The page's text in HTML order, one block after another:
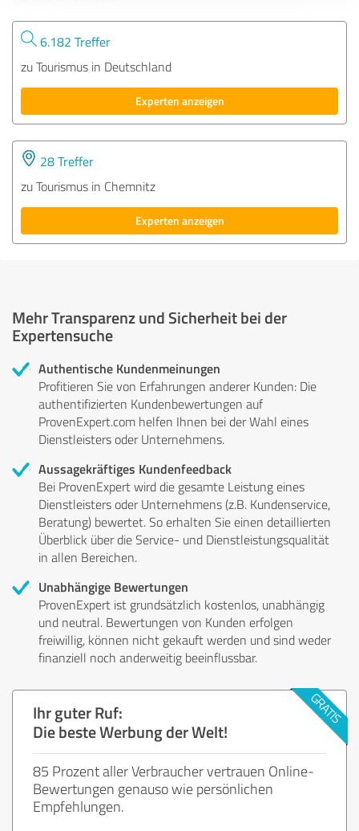
6.182 Treffer
zu Tourismus in Deutschland
Experten anzeigen
28 Treffer
zu Tourismus in Chemnitz
Experten anzeigen
Mehr Transparenz und Sicherheit bei der
Expertensuche
Authentische Kundenmeinungen
Profitieren Sie von Erfahrungen anderer Kunden: Die
authentifizierten Kundenbewertungen auf
ProvenExpert.com helfen Ihnen bei der Wahl eines
Dienstleisters oder Unternehmens.
Aussagekräftiges Kundenfeedback
Bei ProvenExpert wird die gesamte Leistung eines
Dienstleisters oder Unternehmens (z.B. Kundenservice,
Beratung) bewertet. So erhalten Sie einen detaillierten
Überblick über die Service- und Dienstleistungsqualität
in allen Bereichen.
Unabhängige Bewertungen
ProvenExpert ist grundsätzlich kostenlos, unabhängig
und neutral. Bewertungen von Kunden erfolgen
freiwillig, können nicht gekauft werden und sind weder
finanziell noch anderweitig beeinflussbar.
Ihr guter Ruf:
Die beste Werbung der Welt!
85 Prozent aller Verbraucher vertrauen Online-
Bewertungen genauso wie persönlichen
Empfehlungen.